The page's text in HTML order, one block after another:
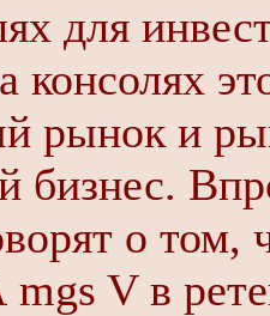
для
консолях
рынок и
бизнес.
о том,
mgs V в